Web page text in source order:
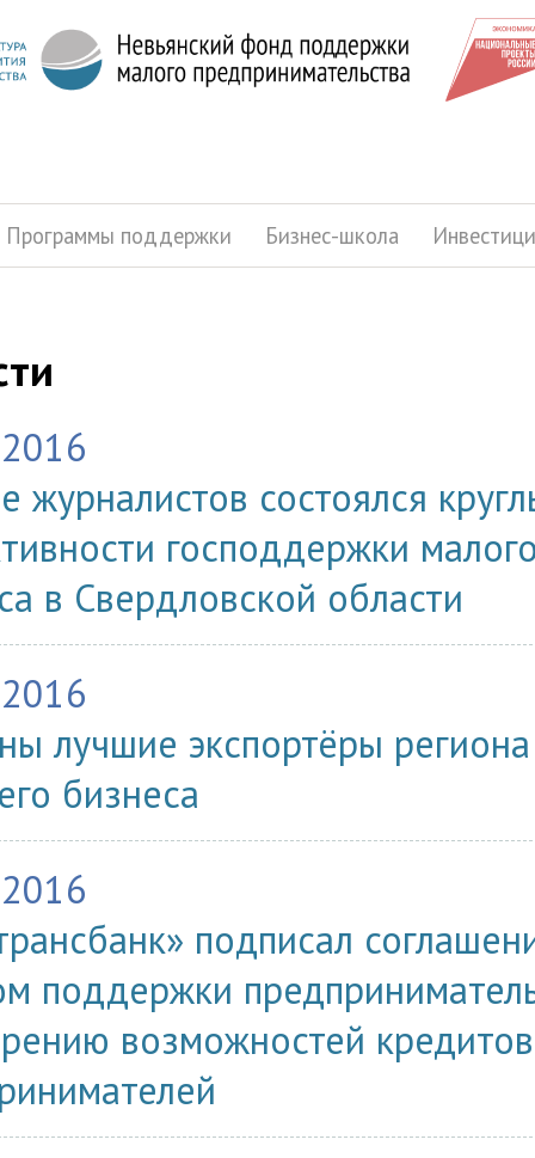
Программы поддержки Бизнес-школа
журналистов состоялся
господдержки
в Свердловской области
лучшие экспортёры
бизнеса
подписал
поддержки
возможностей